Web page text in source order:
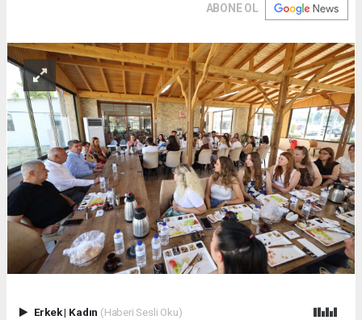
ABONE OL
Erkek| Kadın (Haberi Sesli Oku)